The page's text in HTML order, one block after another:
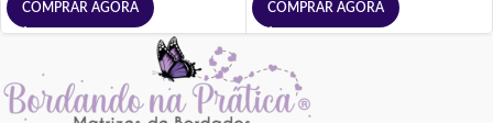
COMPRAR AGORA COMPRAR AGORA